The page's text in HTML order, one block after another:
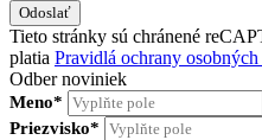
Tieto stránky sú chránené
platia Pravidlá ochrany
Odber noviniek
Meno*
Priezvisko*